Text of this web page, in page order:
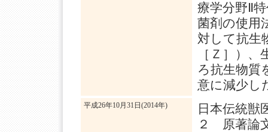
療学分野Ⅱ
菌剤の使用
対して抗生
［Ｚ］）
ろ抗生物質
意に減少
平成26年10月31日(2014年)
日本伝統
２ 原著論